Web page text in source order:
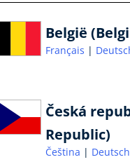
België
Français
Česká
Republic)
Čeština Deutsch